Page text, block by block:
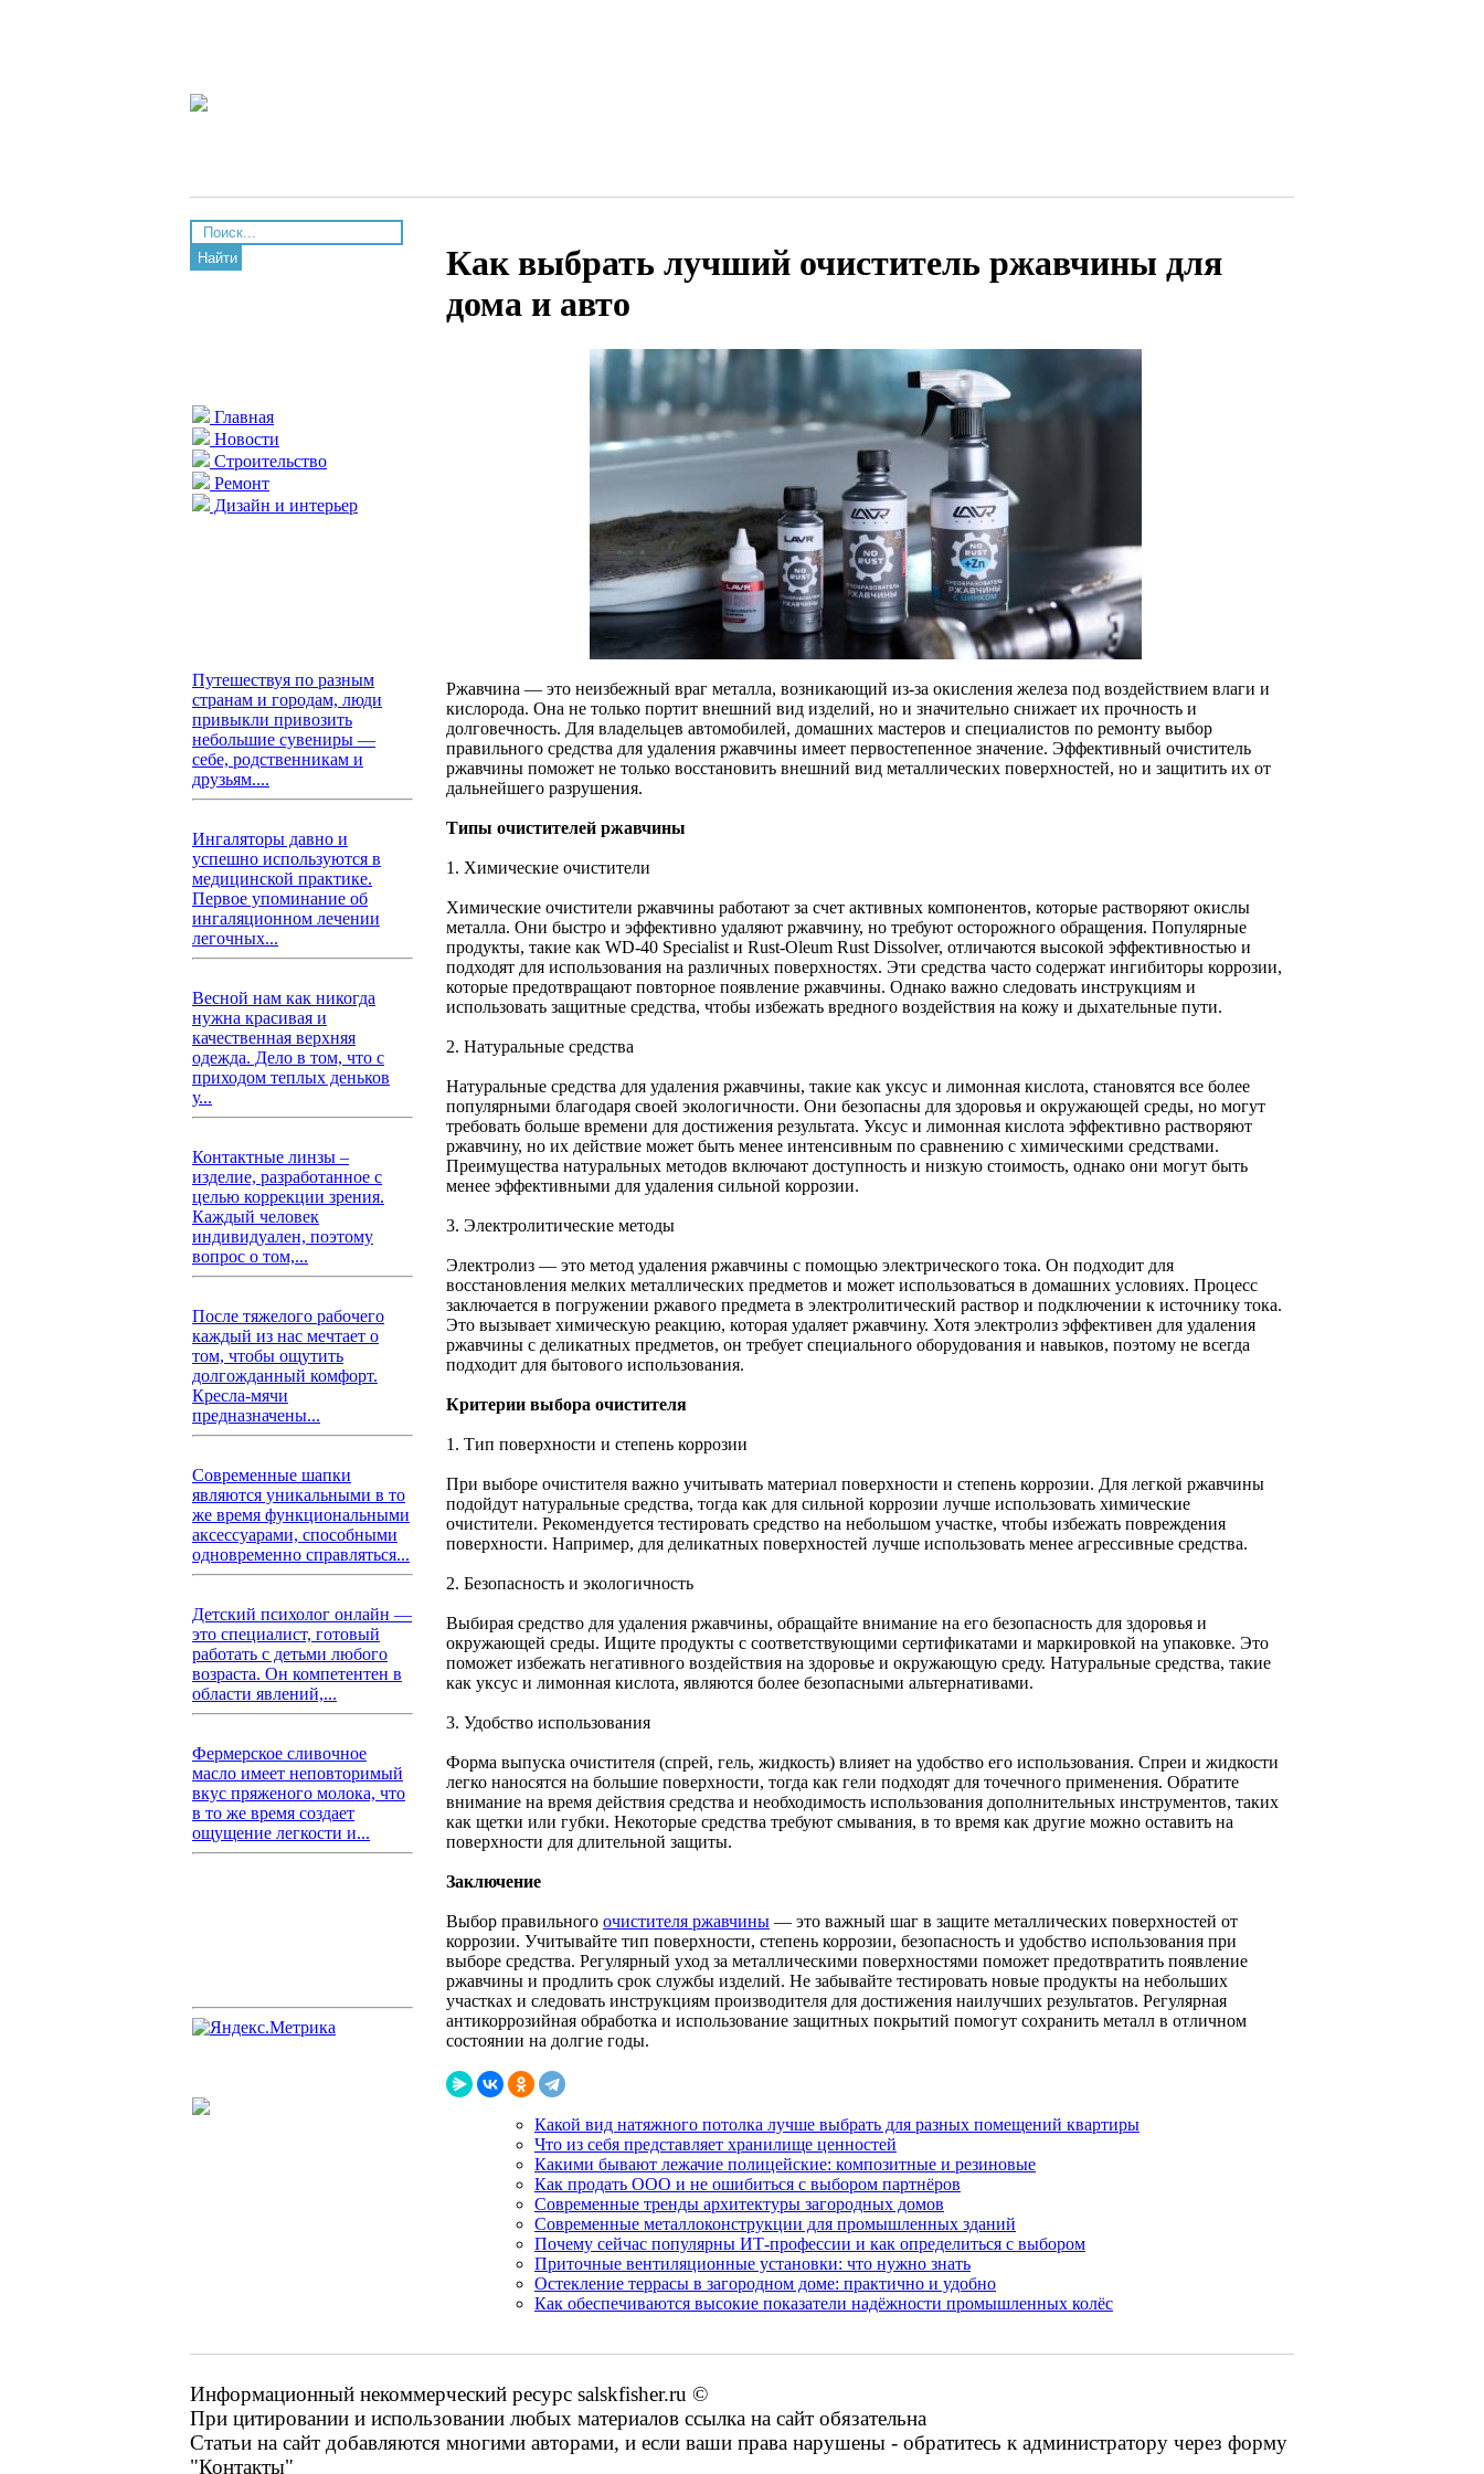
Найти
Главная
Новости
Строительство
Ремонт
Дизайн и интерьер
Путешествуя по разным
странам и городам, люди
привыкли привозить
небольшие сувениры —
себе, родственникам и
друзьям....
Ингаляторы давно и
успешно используются в
медицинской практике.
Первое упоминание об
ингаляционном лечении
легочных...
Весной нам как никогда
нужна красивая и
качественная верхняя
одежда. Дело в том, что с
приходом теплых деньков
у...
Контактные линзы –
изделие, разработанное с
целью коррекции зрения.
Каждый человек
индивидуален, поэтому
вопрос о том,...
После тяжелого рабочего
каждый из нас мечтает о
том, чтобы ощутить
долгожданный комфорт.
Кресла-мячи
предназначены...
Современные шапки
являются уникальными в то
же время функциональными
аксессуарами, способными
одновременно справляться...
Детский психолог онлайн —
это специалист, готовый
работать с детьми любого
возраста. Он компетентен в
области явлений,...
Фермерское сливочное
масло имеет неповторимый
вкус пряженого молока, что
в то же время создает
ощущение легкости и...
Как выбрать лучший очиститель ржавчины для
дома и авто
Ржавчина — это неизбежный враг металла, возникающий из-за окисления железа под воздействием влаги и
кислорода. Она не только портит внешний вид изделий, но и значительно снижает их прочность и
долговечность. Для владельцев автомобилей, домашних мастеров и специалистов по ремонту выбор
правильного средства для удаления ржавчины имеет первостепенное значение. Эффективный очиститель
ржавчины поможет не только восстановить внешний вид металлических поверхностей, но и защитить их от
дальнейшего разрушения.
Типы очистителей ржавчины
1. Химические очистители
Химические очистители ржавчины работают за счет активных компонентов, которые растворяют окислы
металла. Они быстро и эффективно удаляют ржавчину, но требуют осторожного обращения. Популярные
продукты, такие как WD-40 Specialist и Rust-Oleum Rust Dissolver, отличаются высокой эффективностью и
подходят для использования на различных поверхностях. Эти средства часто содержат ингибиторы коррозии,
которые предотвращают повторное появление ржавчины. Однако важно следовать инструкциям и
использовать защитные средства, чтобы избежать вредного воздействия на кожу и дыхательные пути.
2. Натуральные средства
Натуральные средства для удаления ржавчины, такие как уксус и лимонная кислота, становятся все более
популярными благодаря своей экологичности. Они безопасны для здоровья и окружающей среды, но могут
требовать больше времени для достижения результата. Уксус и лимонная кислота эффективно растворяют
ржавчину, но их действие может быть менее интенсивным по сравнению с химическими средствами.
Преимущества натуральных методов включают доступность и низкую стоимость, однако они могут быть
менее эффективными для удаления сильной коррозии.
3. Электролитические методы
Электролиз — это метод удаления ржавчины с помощью электрического тока. Он подходит для
восстановления мелких металлических предметов и может использоваться в домашних условиях. Процесс
заключается в погружении ржавого предмета в электролитический раствор и подключении к источнику тока.
Это вызывает химическую реакцию, которая удаляет ржавчину. Хотя электролиз эффективен для удаления
ржавчины с деликатных предметов, он требует специального оборудования и навыков, поэтому не всегда
подходит для бытового использования.
Критерии выбора очистителя
1. Тип поверхности и степень коррозии
При выборе очистителя важно учитывать материал поверхности и степень коррозии. Для легкой ржавчины
подойдут натуральные средства, тогда как для сильной коррозии лучше использовать химические
очистители. Рекомендуется тестировать средство на небольшом участке, чтобы избежать повреждения
поверхности. Например, для деликатных поверхностей лучше использовать менее агрессивные средства.
2. Безопасность и экологичность
Выбирая средство для удаления ржавчины, обращайте внимание на его безопасность для здоровья и
окружающей среды. Ищите продукты с соответствующими сертификатами и маркировкой на упаковке. Это
поможет избежать негативного воздействия на здоровье и окружающую среду. Натуральные средства, такие
как уксус и лимонная кислота, являются более безопасными альтернативами.
3. Удобство использования
Форма выпуска очистителя (спрей, гель, жидкость) влияет на удобство его использования. Спреи и жидкости
легко наносятся на большие поверхности, тогда как гели подходят для точечного применения. Обратите
внимание на время действия средства и необходимость использования дополнительных инструментов, таких
как щетки или губки. Некоторые средства требуют смывания, в то время как другие можно оставить на
поверхности для длительной защиты.
Заключение
Выбор правильного очистителя ржавчины — это важный шаг в защите металлических поверхностей от
коррозии. Учитывайте тип поверхности, степень коррозии, безопасность и удобство использования при
выборе средства. Регулярный уход за металлическими поверхностями поможет предотвратить появление
ржавчины и продлить срок службы изделий. Не забывайте тестировать новые продукты на небольших
участках и следовать инструкциям производителя для достижения наилучших результатов. Регулярная
антикоррозийная обработка и использование защитных покрытий помогут сохранить металл в отличном
состоянии на долгие годы.
Какой вид натяжного потолка лучше выбрать для разных помещений квартиры
Что из себя представляет хранилище ценностей
Какими бывают лежачие полицейские: композитные и резиновые
Как продать ООО и не ошибиться с выбором партнёров
Современные тренды архитектуры загородных домов
Современные металлоконструкции для промышленных зданий
Почему сейчас популярны ИТ-профессии и как определиться с выбором
Приточные вентиляционные установки: что нужно знать
Остекление террасы в загородном доме: практично и удобно
Как обеспечиваются высокие показатели надёжности промышленных колёс
Информационный некоммерческий ресурс salskfisher.ru ©
При цитировании и использовании любых материалов ссылка на сайт обязательна
Статьи на сайт добавляются многими авторами, и если ваши права нарушены - обратитесь к администратору через форму
"Контакты"